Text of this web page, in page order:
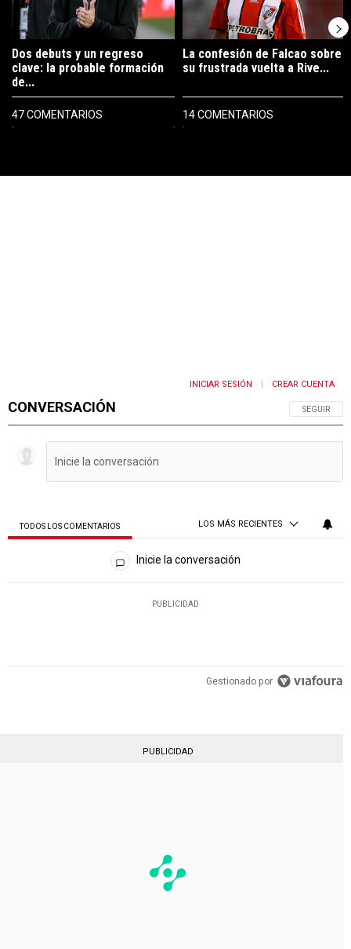
Dos debuts y un regreso
clave: la probable formación
de...
47 COMENTARIOS
La confesión de Falcao sobre
su frustrada vuelta a Rive...
14 COMENTARIOS
CONVERSACIÓN SIGA ESTA
SEGUIR
INICIAR SESIÓN CREAR CUENTA
TODOS LOS COMENTARIOS LOS MÁS RECIENTES
Todos los comentarios
Inicie la conversación
PUBLICIDAD
Gestionado por
PUBLICIDAD